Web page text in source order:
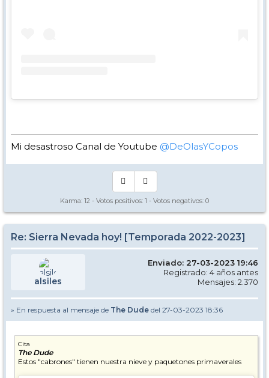
Mi desastroso Canal de Youtube @DeOlasYCopos
Karma: 12 - Votos positivos: 1 - Votos negativos: 0
Re: Sierra Nevada hoy! [Temporada 2022-2023]
alsiles
Enviado: 27-03-2023 19:46
Registrado: 4 años antes
Mensajes: 2.370
» En respuesta al mensaje de The Dude del 27-03-2023 18:36
Cita
The Dude
Estos "cabrones" tienen nuestra nieve y paquetones primaverales